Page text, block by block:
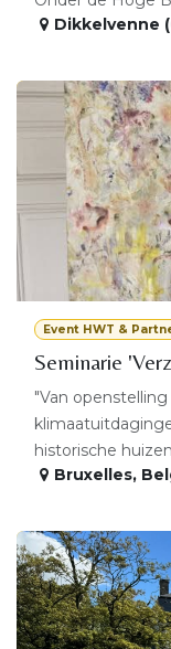
Dikkelvenne
Event HWT &
Seminarie
"Van
historische
Bruxelles,